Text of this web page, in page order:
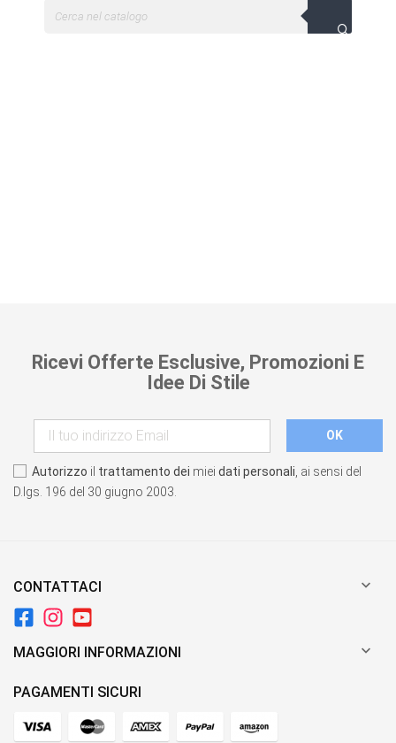
Ricevi Offerte Esclusive, Promozioni E
Idee Di Stile
Autorizzo il trattamento dei miei dati personali , ai sensi del
D.lgs. 196 del 30 giugno 2003.
CONTATTACI 
MAGGIORI INFORMAZIONI 
PAGAMENTI SICURI